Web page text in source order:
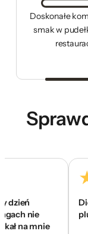
Doskonałe
smak w
nie
na mnie